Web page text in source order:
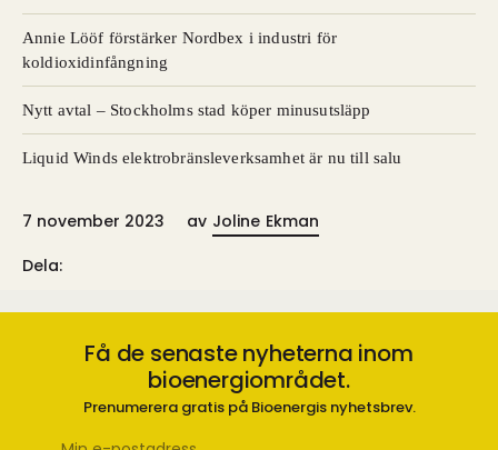
Annie Lööf förstärker Nordbex i industri för
koldioxidinfångning
Nytt avtal – Stockholms stad köper minusutsläpp
Liquid Winds elektrobränsleverksamhet är nu till salu
7 november 2023 av Joline Ekman
Dela:
Få de senaste nyheterna inom
bioenergiområdet.
Prenumerera gratis på Bioenergis nyhetsbrev.